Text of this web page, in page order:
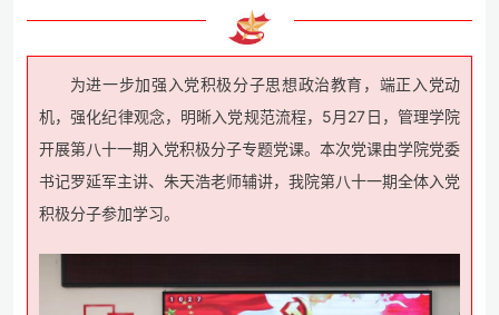
为进一步加强入党积极分子思想政治教育，端正入党动
机，强化纪律观念，明晰入党规范流程，5月27日，管理学院
开展第八十一期入党积极分子专题党课。本次党课由学院党委
书记罗延军主讲、朱天浩老师辅讲，我院第八十一期全体入党
积极分子参加学习。